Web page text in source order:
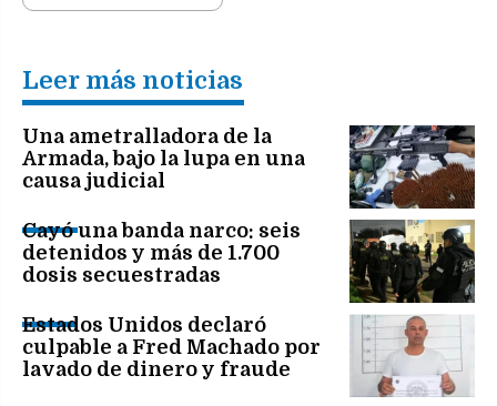
Leer más noticias
Una ametralladora de la
Armada, bajo la lupa en una
causa judicial
Cayó una banda narco: seis
detenidos y más de 1.700
dosis secuestradas
Estados Unidos declaró
culpable a Fred Machado por
lavado de dinero y fraude